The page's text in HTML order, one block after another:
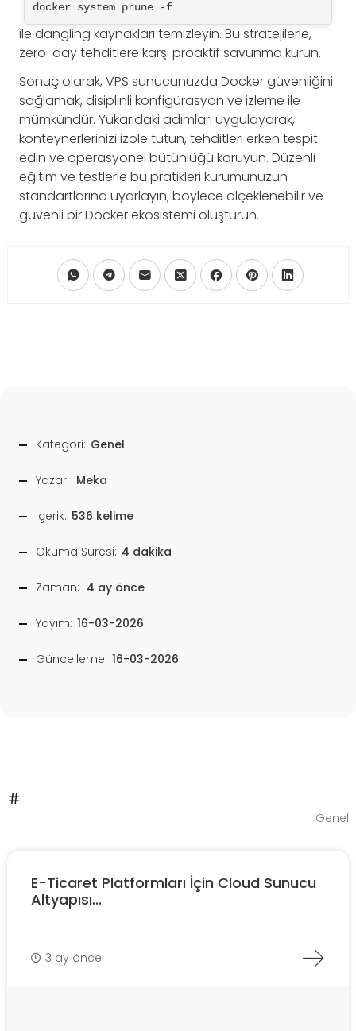
docker system prune -f
ile dangling kaynakları temizleyin. Bu stratejilerle,
zero-day tehditlere karşı proaktif savunma kurun.
Sonuç olarak, VPS sunucunuzda Docker güvenliğini
sağlamak, disiplinli konfigürasyon ve izleme ile
mümkündür. Yukarıdaki adımları uygulayarak,
konteynerlerinizi izole tutun, tehditleri erken tespit
edin ve operasyonel bütünlüğü koruyun. Düzenli
eğitim ve testlerle bu pratikleri kurumunuzun
standartlarına uyarlayın; böylece ölçeklenebilir ve
güvenli bir Docker ekosistemi oluşturun.
Kategori: Genel
Yazar: Meka
İçerik: 536 kelime
Okuma Süresi: 4 dakika
Zaman: 4 ay önce
Yayım: 16-03-2026
Güncelleme: 16-03-2026
Genel
E-Ticaret Platformları İçin Cloud Sunucu
Altyapısı...
3 ay önce